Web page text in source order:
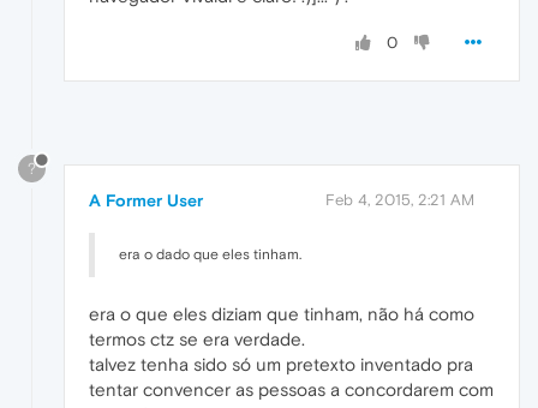
0
?
A Former User Feb 4, 2015, 2:21 AM
era o dado que eles tinham.
era o que eles diziam que tinham, não há como
termos ctz se era verdade.
talvez tenha sido só um pretexto inventado pra
tentar convencer as pessoas a concordarem com